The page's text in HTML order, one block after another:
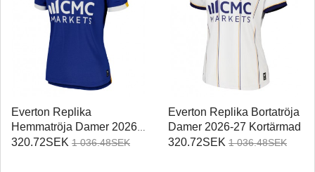
Everton Replika
Hemmatröja Damer 2026-
27 Kortärmad
320.72SEK 1 036.48SEK
Everton Replika Bortatröja
Damer 2026-27 Kortärmad
320.72SEK 1 036.48SEK